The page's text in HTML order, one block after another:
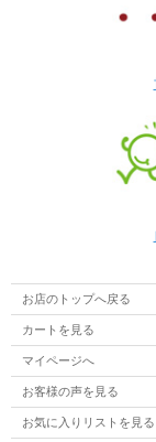
お店のトップへ戻る
カートを見る
マイページへ
お客様の声を見る
お気に入りリストを見る